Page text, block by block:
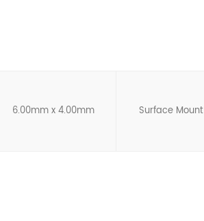
6.00mm x 4.00mm Surface Mount